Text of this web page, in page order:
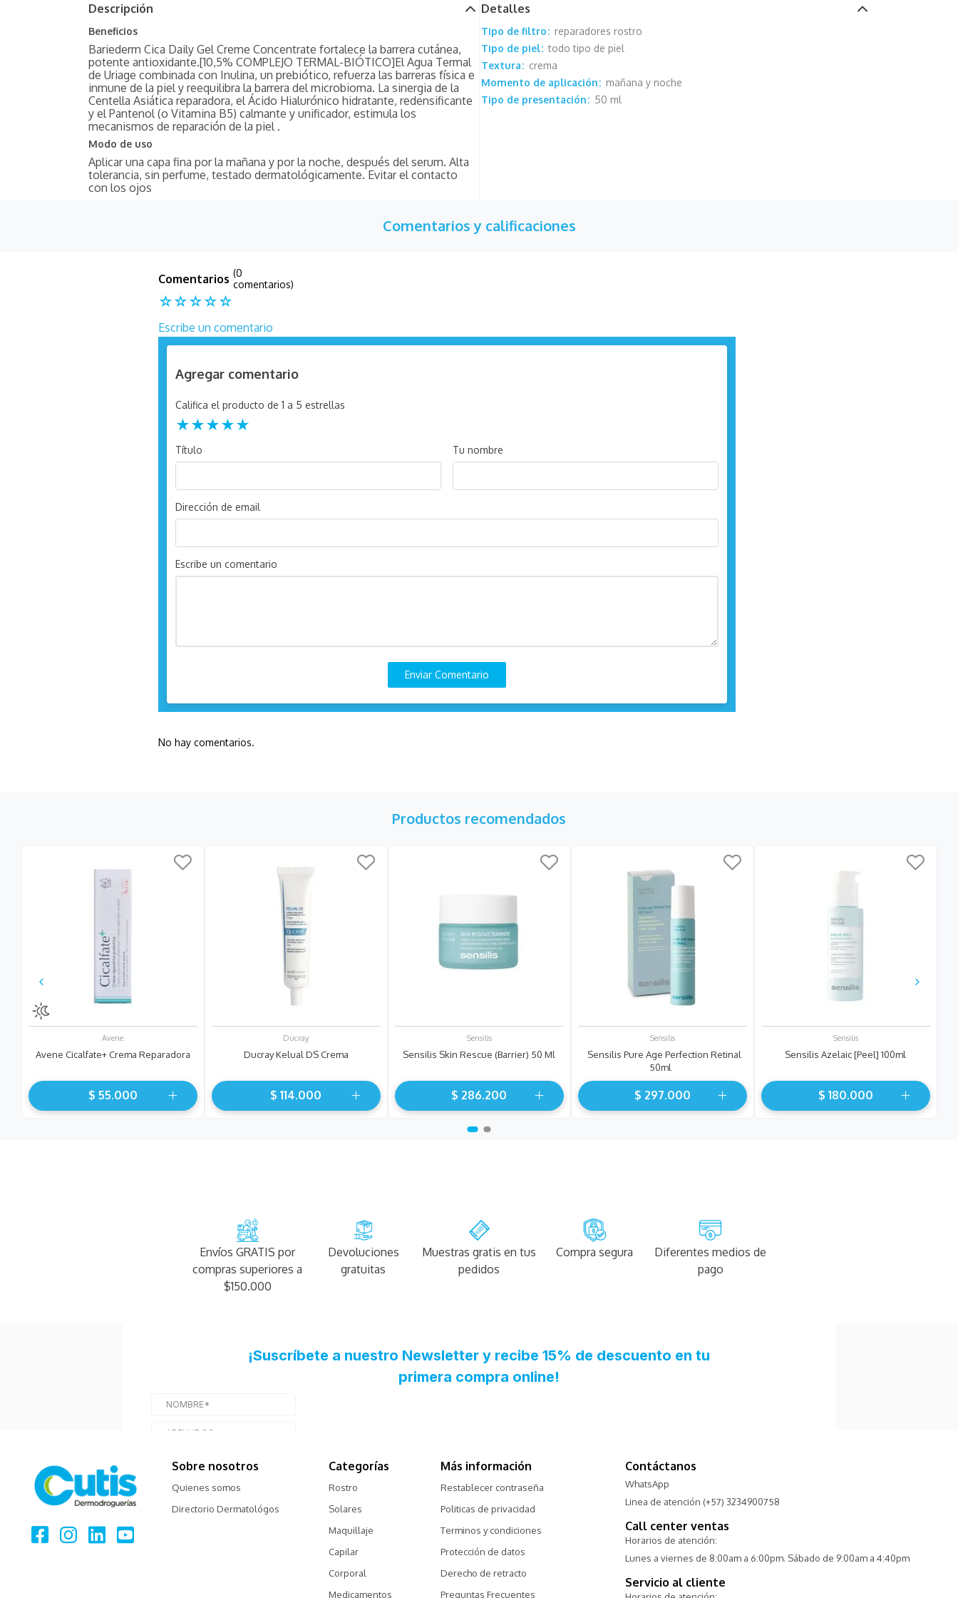
Descripción
Beneficios
Bariederm Cica Daily Gel Creme Concentrate fortalece la barrera cutánea,
potente antioxidante.[10,5% COMPLEJO TERMAL-BIÓTICO]El Agua Termal
de Uriage combinada con Inulina, un prebiótico, refuerza las barreras física e
inmune de la piel y reequilibra la barrera del microbioma. La sinergia de la
Centella Asiática reparadora, el Ácido Hialurónico hidratante, redensificante
y el Pantenol (o Vitamina B5) calmante y unificador, estimula los
mecanismos de reparación de la piel .
Modo de uso
Aplicar una capa fina por la mañana y por la noche, después del serum. Alta
tolerancia, sin perfume, testado dermatológicamente. Evitar el contacto
con los ojos
Detalles
Tipo de filtro
reparadores rostro
Tipo de piel
todo tipo de piel
Textura
crema
Momento de aplicación
mañana y noche
Tipo de presentación
50 ml
Comentarios y calificaciones
☆☆☆☆☆
(0
comentarios)
Escribe un comentario
Agregar comentario
Título
Califica el producto de 1 a 5 estrellas
★★★★★
Tu nombre
Dirección de email
Escribe un comentario
Enviar Comentario
No hay comentarios.
Productos recomendados
Avene
Avene Cicalfate+ Crema Reparadora
$ 55.000
Ducray
Ducray Kelual DS Crema
$ 114.000
Sensilis
Sensilis Skin Rescue (Barrier) 50 Ml
$ 286.200
Sensilis
Sensilis Pure Age Perfection Retinal
50ml
$ 297.000
Sensilis
Sensilis Azelaic [Peel] 100ml
$ 180.000
Envíos GRATIS por
compras superiores a
$150.000
Devoluciones
gratuitas
Muestras gratis en tus
pedidos
Compra segura
Diferentes medios de
pago
Sobre nosotros
Quienes somos
Directorio Dermatológos
Categorías
Rostro
Solares
Maquillaje
Capilar
Corporal
Medicamentos
Más información
Restablecer contraseña
Politicas de privacidad
Terminos y condiciones
Protección de datos
Derecho de retracto
Preguntas Frecuentes
Contáctanos
WhatsApp
Linea de atención (+57) 3234900758
Call center ventas
Horarios de atención:
Lunes a viernes de 8:00am a 6:00pm. Sábado de 9:00am a 4:40pm
Servicio al cliente